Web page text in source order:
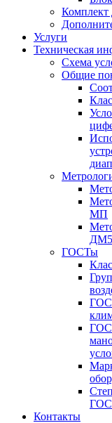
Услуги
Техническая
Схема
Общие
МП
ГОСТы
Контакты